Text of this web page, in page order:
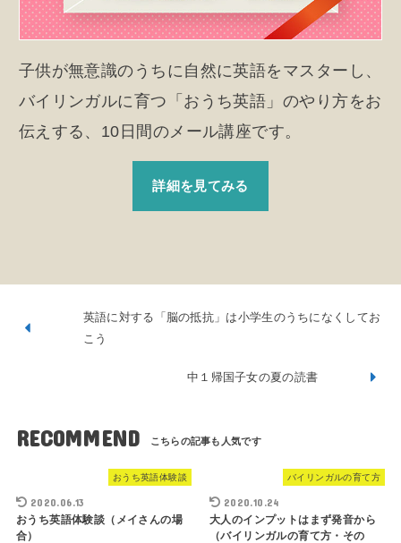
子供が無意識のうちに自然に英語をマスターし、
バイリンガルに育つ「おうち英語」のやり方をお
伝えする、10日間のメール講座です。
詳細を見てみる
英語に対する「脳の抵抗」は小学生のうちになくしてお
こう
中１帰国子女の夏の読書
RECOMMEND
おうち英語体験談
2020.06.13
おうち英語体験談（メイさんの場
合）
バイリンガルの育て方
2020.10.24
大人のインプットはまず発音から
（バイリンガルの育て方・その